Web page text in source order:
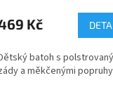
Kč
batoh s
a měkčenými popruhy